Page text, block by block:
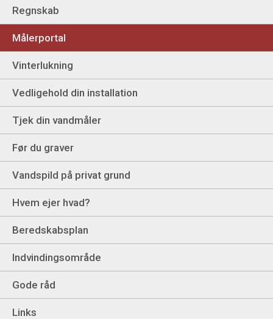
Regnskab
Målerportal
Vinterlukning
Vedligehold din installation
Tjek din vandmåler
Før du graver
Vandspild på privat grund
Hvem ejer hvad?
Beredskabsplan
Indvindingsområde
Gode råd
Links